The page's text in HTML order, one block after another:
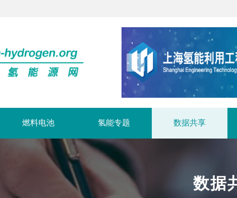
燃料电池 氢能专题 数据共享
数据